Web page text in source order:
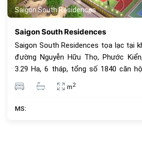
Saigon South Residences
Saigon South Residences
Saigon South Residences tọa lạc tại
đường Nguyễn Hữu Thọ, Phước
3.29 Ha, 6 tháp, tổng số 1840 căn
căn), tầng cao từ 19-29 tầng, 2 tầng
từ 59.54 - 96.67m2, mật độ xây dựng
12/2019.
m2
MS: